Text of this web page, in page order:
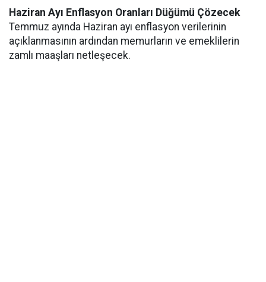
Haziran Ayı Enflasyon Oranları Düğümü Çözecek
Temmuz ayında Haziran ayı enflasyon verilerinin
açıklanmasının ardından memurların ve emeklilerin
zamlı maaşları netleşecek.